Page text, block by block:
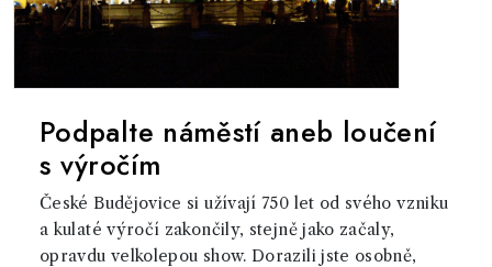
Podpalte náměstí aneb loučení
s výročím
České Budějovice si užívají 750 let od svého vzniku
a kulaté výročí zakončily, stejně jako začaly,
opravdu velkolepou show. Dorazili jste osobně,